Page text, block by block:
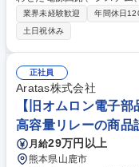
だきます。 【詳細】■バッテリー入力を前提とした電源アーキテクチャ設
計(電圧レンジ/効率/保護等)
保護回路の設計・実機評価
だ回路設計・最適化 ■パワ
グ設計 ■EMI/EMCを考慮
計改善、技術資料・リファ
説明 募集職種 【旧オム
業界未経験歓迎 年間休日
土日祝休み
正社員
Aratas株式会社
【旧オムロン電子
高容量リレーの商品
月給29万円以上
熊本県山鹿市